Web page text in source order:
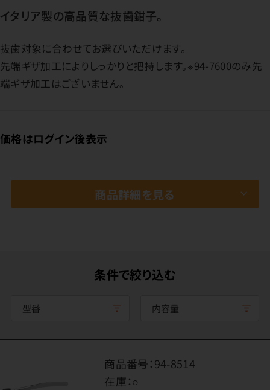
イタリア製の高品質な抜歯鉗子。
抜歯対象に合わせてお選びいただけます。
先端ギザ加工によりしっかりと把持します。※94-7600のみ先
端ギザ加工はございません。
価格はログイン後表示
商品詳細を見る
条件で絞り込む
型番 内容量
商品番号：94-8514
在庫：○